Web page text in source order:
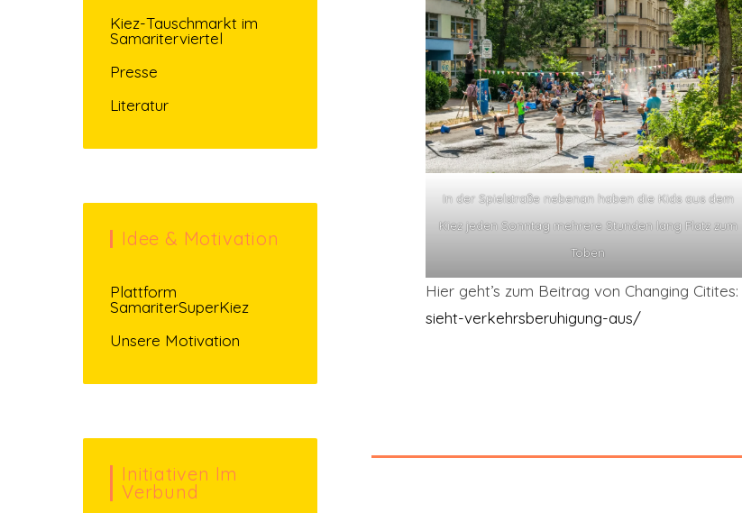
In der Spielstraße nebenan haben die Kids aus dem
Kiez jeden Sonntag mehrere Stunden lang Platz zum
Toben
Hier geht’s zum Beitrag von Changing Citites:
sieht-verkehrsberuhigung-aus/
Kiez-Tauschmarkt im
Samariterviertel
Presse
Literatur
Idee & Motivation
Plattform
SamariterSuperKiez
Unsere Motivation
Initiativen Im
Verbund